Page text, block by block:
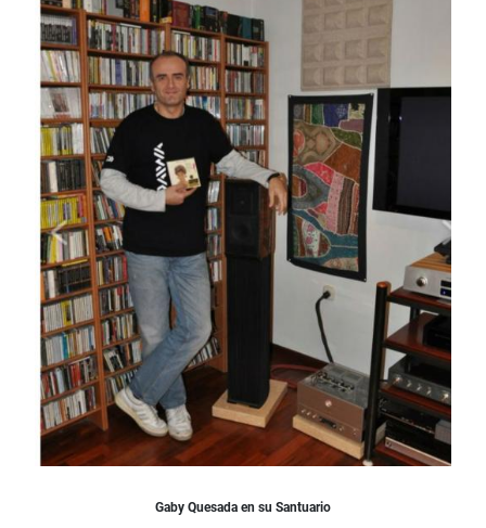
Gaby Quesada en su Santuario